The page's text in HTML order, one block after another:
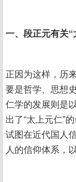
一、段正元有关
正因为这样，历
要是哲学、思想
仁学的发展则是
出了“太上元仁”
试图在近代国人
人的信仰体系，